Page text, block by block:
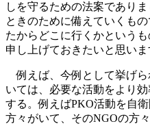
しを守るための法案であり
ときのために備えていくも
たからどこに行くかという
申し上げておきたいと思いま
例えば、今例として挙げら
いては、必要な活動をより
する。例えばPKO活動を自
方々がいて、そのNGOの方